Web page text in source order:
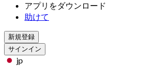
アプリをダウンロード
助けて
新規登録
サインイン
jp